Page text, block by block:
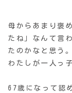
母からあまり褒
たね」なんて言
たのかなと思う。
わたしが一人っ
67歳になって認